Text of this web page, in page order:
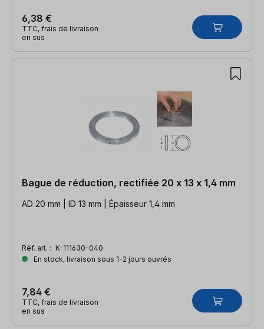
6,38 €
TTC, frais de livraison
en sus
Bague de réduction, rectifiée 20 x 13 x 1,4 mm
AD 20 mm | ID 13 mm | Épaisseur 1,4 mm
Réf. art. : K-111630-040
En stock, livraison sous 1-2 jours ouvrés
7,84 €
TTC, frais de livraison
en sus